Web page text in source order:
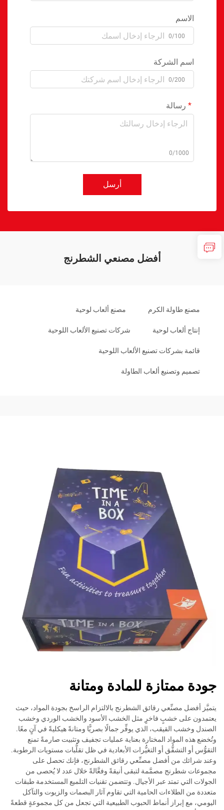
الاسم
0/100
اسم الشركة
0/200
رسالة
0/1000
أرسل
أفضل مصنعي الشطرنج
مصنع طاولة الكرم مصنع ألعاب لوحية
إنتاج ألعاب لوحية شركات تصنيع الألعاب اللوحية
قائمة بشركات تصنيع الألعاب اللوحية
تصميم وتصنيع ألعاب الطاولة
جودة ممتازة للمادة ومتانة
يتميَّز أفضل مصنِّعي رقائق الشطرنج بالالتزام الراسخ بجودة المواد، حيث
يعتمدون على خشبٍ فاخرٍ مثل الخشب الأسود والخشب الوردي وخشب
الصندل وخشب القيقب، الذي يوفِّر جمالًا بصريًّا ومتانةً هيكليةً في آنٍ معًا.
وتُخضع هذه المواد المختارة بعناية عمليات تجفيف وتثبيت صارمةً تمنع
التقوُّس أو التشقُّق أو التغيُّرات الأبعادية في ظل تقلُّبات مستويات الرطوبة.
وعند شرائك من أفضل مصنِّعي رقائق الشطرنج، فإنك تحصل على
مجموعات شطرنج مصمَّمة لتبقى أنيقةً وفعَّالةً خلال عدد لا يُحصى من
الجولات التي تمتد عبر الأجيال. وتتضمن تقنيات التلميع المستخدمة طبقات
متعددة من الطلاءات الحامية التي تقاوم آثار البصمات والزيوت والتآكل
اليومي، مع إبراز أنماط الحبوب الطبيعية التي تجعل من كل مجموعةٍ قطعةً